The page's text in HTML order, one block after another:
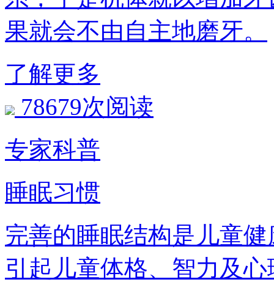
果就会不由自主地磨牙。
了解更多
78679次阅读
专家科普
睡眠习惯
完善的睡眠结构是儿童
引起儿童体格、智力